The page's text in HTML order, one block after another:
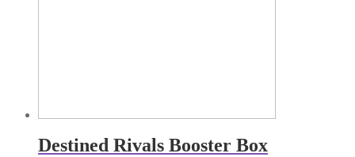
Destined Rivals Booster Box